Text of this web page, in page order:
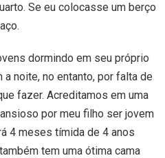
Se eu colocasse um berço
dormindo em seu próprio
noite, no entanto, por falta de
fazer. Acreditamos em uma
por meu filho ser jovem
4 meses tímida de 4 anos
tem uma ótima cama